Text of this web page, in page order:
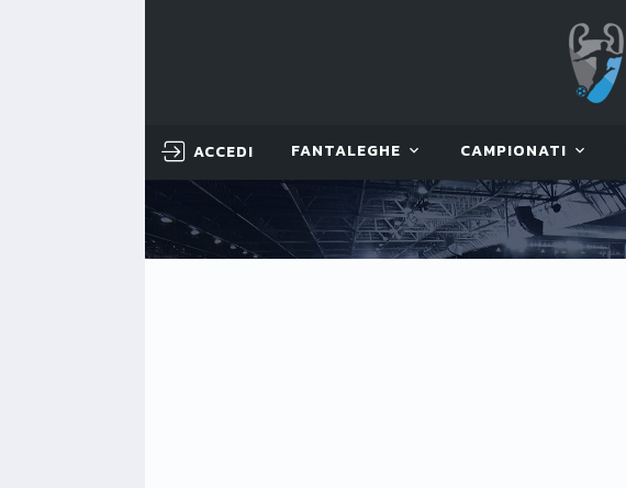
ACCEDI FANTALEGHE CAMPIONATI